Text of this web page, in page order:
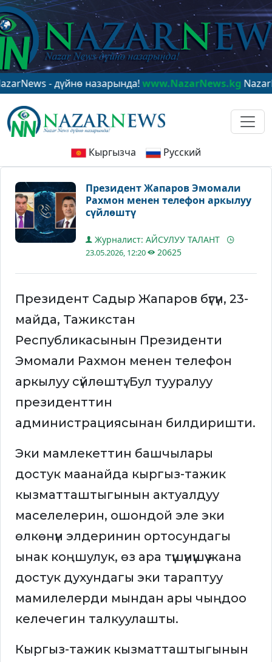
- дүйнө назарында!www.NazarNews.kgNazarNews -
Кыргызча Русский
Президент Жапаров Эмомали
Рахмон менен телефон аркылуу
сүйлөштү
Журналист: АЙСУЛУУ ТАЛАНТ
23.05.2026, 12:20 20625
Президент Садыр Жапаров бүгүн, 23-
майда, Тажикстан
Республикасынын Президенти
Эмомали Рахмон менен телефон
аркылуу сүйлөштү. Бул тууралуу
президенттин
администрациясынан билдиришти.
Эки мамлекеттин башчылары
достук маанайда кыргыз-тажик
кызматташтыгынын актуалдуу
маселелерин, ошондой эле эки
өлкөнүн элдеринин ортосундагы
ынак коңшулук, өз ара түшүнүшүү жана
достук духундагы эки тараптуу
мамилелерди мындан ары чыңдоо
келечегин талкуулашты.
Кыргыз-тажик кызматташтыгынын